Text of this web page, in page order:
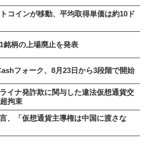
コインが移動、平均取得単価は約10ド
銘柄の上場廃止を発表
フォーク、8月23日から3段階で開始
イナ発詐欺に関与した違法仮想通貨交
拘束
、「仮想通貨主導権は中国に渡さな